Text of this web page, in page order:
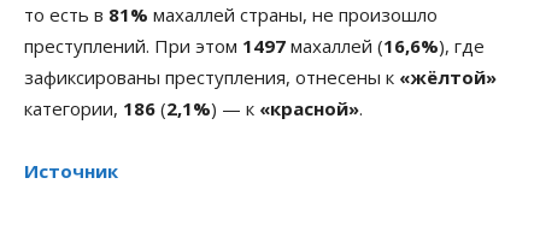
то есть в 81% махаллей страны, не произошло
преступлений. При этом 1497 махаллей (16,6%), где
зафиксированы преступления, отнесены к «жёлтой»
категории, 186 (2,1%) — к «красной».
Источник